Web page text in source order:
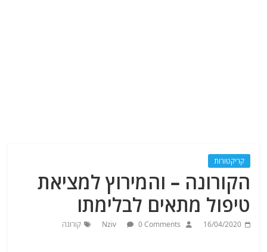
קריקטורות
הקורונה – והמירוץ למציאת
טיפול מתאים לבלימתו
16/04/2020
Nziv 0 Comments קורונה